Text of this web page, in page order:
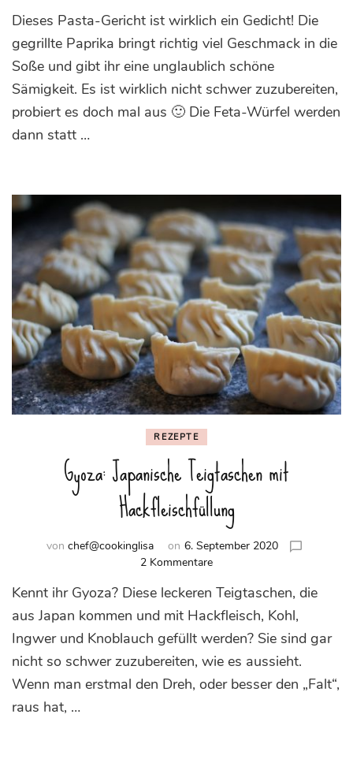
Paprika-
Pasta
Avocado-
Feta
Dieses Pasta-Gericht ist wirklich ein Gedicht! Die
gegrillte Paprika bringt richtig viel Geschmack in die
Soße und gibt ihr eine unglaublich schöne
Sämigkeit. Es ist wirklich nicht schwer zuzubereiten,
probiert es doch mal aus 🙂 Die Feta-Würfel werden
dann statt …
REZEPTE
Gyoza: Japanische Teigtaschen mit
Hackfleischfüllung
von chef@cookinglisa on 6. September 2020
2 Kommentarezu
Japanische
Teigtaschen
Hackfleischfüllung
Kennt ihr Gyoza? Diese leckeren Teigtaschen, die
aus Japan kommen und mit Hackfleisch, Kohl,
Ingwer und Knoblauch gefüllt werden? Sie sind gar
nicht so schwer zuzubereiten, wie es aussieht.
Wenn man erstmal den Dreh, oder besser den „Falt“,
raus hat, …